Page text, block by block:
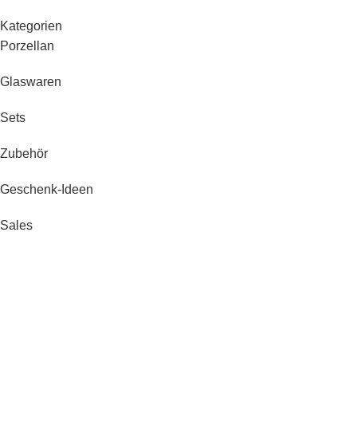
Kategorien
Porzellan
Glaswaren
Sets
Zubehör
Geschenk-Ideen
Sales